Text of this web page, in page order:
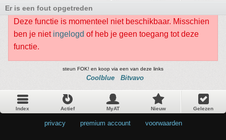
Er is een fout opgetreden
Deze functie is momenteel niet beschikbaar. Misschien
ben je niet ingelogd of heb je geen toegang tot deze
functie.
steun FOK! en koop via een van deze links
Coolblue Bitvavo
Index Actief MyAT Nieuw Gelezen
privacy premium account voorwaarden